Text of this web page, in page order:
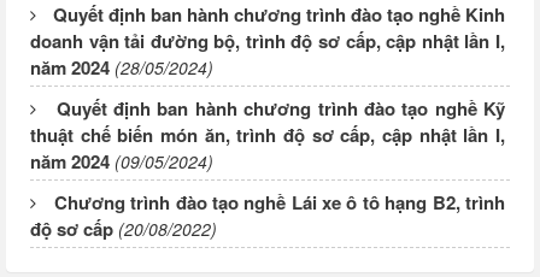
Quyết định ban hành chương trình đào tạo nghề Kinh
doanh vận tải đường bộ, trình độ sơ cấp, cập nhật lần I,
năm 2024 (28/05/2024)
Quyết định ban hành chương trình đào tạo nghề Kỹ
thuật chế biến món ăn, trình độ sơ cấp, cập nhật lần I,
năm 2024 (09/05/2024)
Chương trình đào tạo nghề Lái xe ô tô hạng B2, trình
độ sơ cấp (20/08/2022)